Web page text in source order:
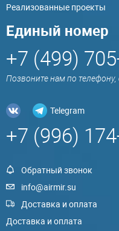
Реализованные проекты
Единый номер
+7 (499)
Позвоните нам по
Telegram
+7 (996)
Обратный звонок
info@airmir.su
Доставка и оплата
Доставка и оплата